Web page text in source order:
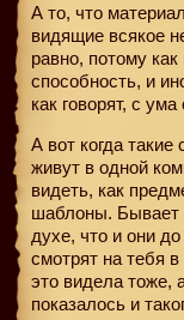
А то, что
видящие всякое
равно, потому
способность, и
как говорят, с
А вот когда такие
живут в одной
видеть, как
шаблоны. Бывает
духе, что и они
смотрят на тебя
это видела тоже,
показалось и